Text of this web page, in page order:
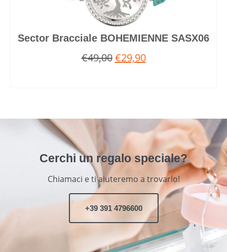
Sector Bracciale BOHEMIENNE SASX06
€49,00 €29,90
Cerchi un regalo speciale?
Chiamaci e ti aiuteremo a trovarlo!
+39 391 4796600